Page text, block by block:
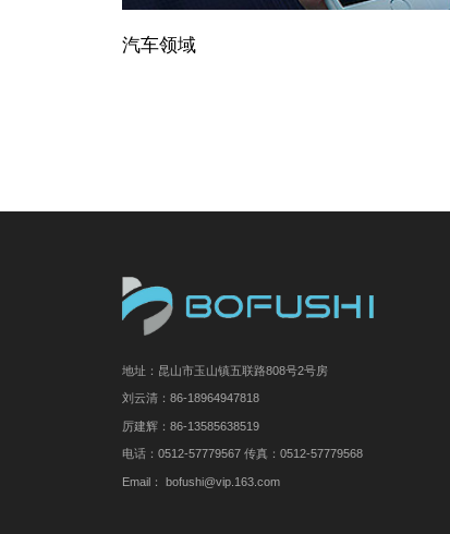
汽车领域
地址：昆山市玉山镇五联路808号2号房
刘云清：86-18964947818
厉建辉：86-13585638519
电话：0512-57779567 传真：0512-57779568
Email： bofushi@vip.163.com